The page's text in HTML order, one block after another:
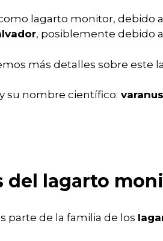
lagarto monitor, debido
, posiblemente debido
más detalles sobre este
su nombre científico:
del lagarto
parte de la familia de los